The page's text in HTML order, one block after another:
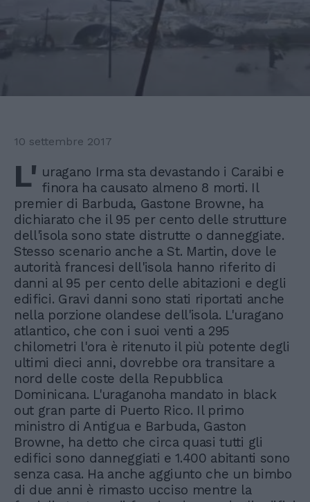
10 settembre 2017
L' uragano Irma sta devastando i Caraibi e
finora ha causato almeno 8 morti. Il
premier di Barbuda, Gastone Browne, ha
dichiarato che il 95 per cento delle strutture
dell'isola sono state distrutte o danneggiate.
Stesso scenario anche a St. Martin, dove le
autorità francesi dell'isola hanno riferito di
danni al 95 per cento delle abitazioni e degli
edifici. Gravi danni sono stati riportati anche
nella porzione olandese dell'isola. L'uragano
atlantico, che con i suoi venti a 295
chilometri l'ora è ritenuto il più potente degli
ultimi dieci anni, dovrebbe ora transitare a
nord delle coste della Repubblica
Dominicana. L'uraganoha mandato in black
out gran parte di Puerto Rico. Il primo
ministro di Antigua e Barbuda, Gaston
Browne, ha detto che circa quasi tutti gli
edifici sono danneggiati e 1.400 abitanti sono
senza casa. Ha anche aggiunto che un bimbo
di due anni è rimasto ucciso mentre la